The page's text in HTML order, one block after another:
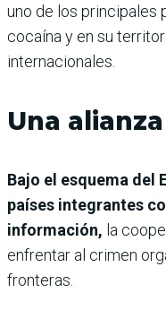
uno de los principales
cocaína y en su
internacionales.
Una
Bajo el esquema del
países integrantes
información, la
enfrentar al crimen
fronteras.